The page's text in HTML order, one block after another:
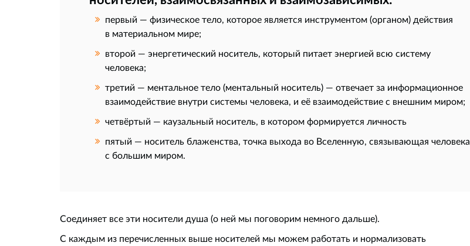
первый — физическое тело, которое является инструментом (органом) действия
в материальном мире;
второй — энергетический носитель, который питает энергией всю систему
человека;
третий — ментальное тело (ментальный носитель) — отвечает за информационное
взаимодействие внутри системы человека, и её взаимодействие с внешним миром;
четвёртый — каузальный носитель, в котором формируется личность
пятый — носитель блаженства, точка выхода во Вселенную, связывающая человека
с большим миром.
Соединяет все эти носители душа (о ней мы поговорим немного дальше).
С каждым из перечисленных выше носителей мы можем работать и нормализовать